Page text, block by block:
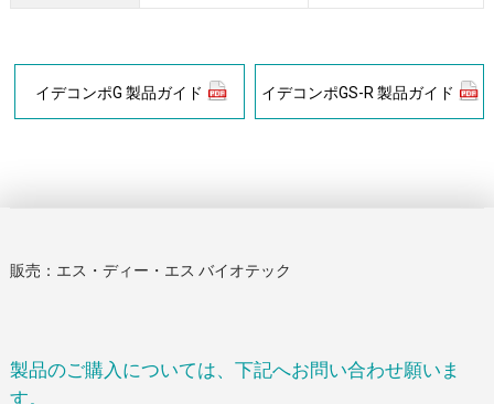
イデコンポG 製品ガイド イデコンポGS-R 製品ガイド
販売：エス・ディー・エス バイオテック
製品のご購入については、下記へお問い合わせ願いま
す。